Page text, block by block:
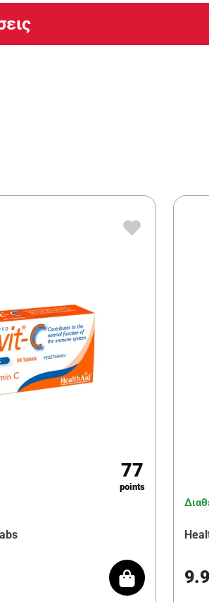
77
points